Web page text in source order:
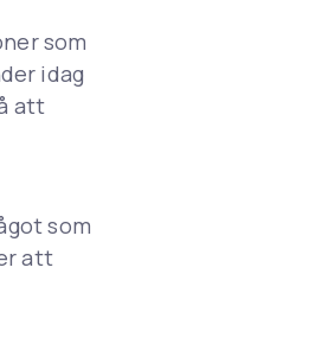
som
idag
att
som
att